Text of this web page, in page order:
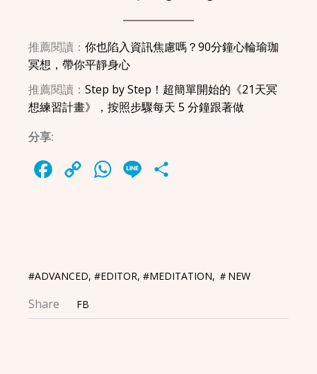
推薦閱讀：你也陷入資訊焦慮嗎？90分鐘心輪瑜珈
冥想，帶你平靜身心
推薦閱讀：Step by Step！超簡單開始的《21天冥
想練習計畫》，按照步驟每天 5 分鐘跟著做
分享:
Facebook
Copy
WhatsApp
Line
#ADVANCED,#EDITOR,#MEDITATION, ＃NEW
Share FB